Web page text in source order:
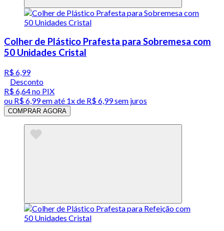
Colher de Plástico Prafesta para Sobremesa com
50 Unidades Cristal
R$ 6,99
Desconto
R$ 6,64no PIX
ou R$ 6,99em até 1x de R$ 6,99sem juros
COMPRAR AGORA